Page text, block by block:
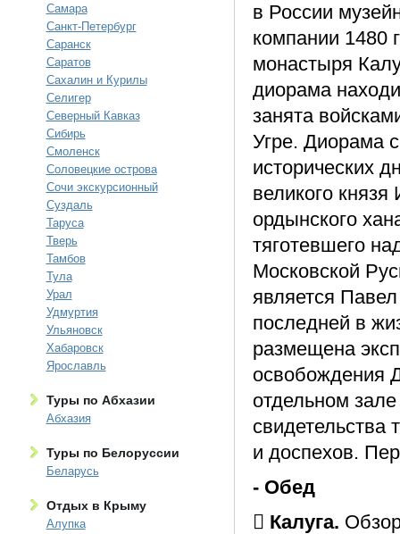
Самара
Санкт-Петербург
Саранск
Саратов
Сахалин и Курилы
Селигер
Северный Кавказ
Сибирь
Смоленск
Соловецкие острова
Сочи экскурсионный
Суздаль
Таруса
Тверь
Тамбов
Тула
Урал
Удмуртия
Ульяновск
Хабаровск
Ярославль
Туры по Абхазии
Абхазия
Туры по Белоруссии
Беларусь
Отдых в Крыму
Алупка
в России
компании 1480
монастыря
диорама
занята
Угре. Диорама
исторических
великого
ордынского
тяготевшего
Московской
является
последней в
размещена
освобождения
отдельном
свидетельства
и доспехов.
- Обед
 Калуга.